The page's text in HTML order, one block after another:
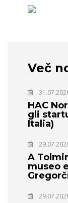
Več
HAC
gli
Italia)
A
museo